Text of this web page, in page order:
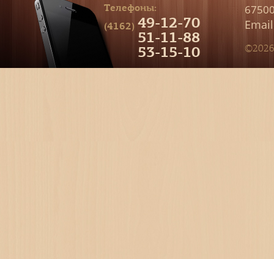
Телефоны:
(4162) 49-12-70
51-11-88
53-15-10